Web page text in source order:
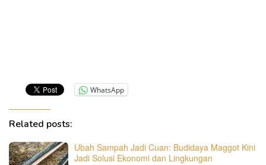
WhatsApp
Related posts:
Ubah Sampah Jadi Cuan: Budidaya Maggot Kini
Jadi Solusi Ekonomi dan Lingkungan